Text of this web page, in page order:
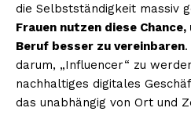
die Selbstständigkeit massiv
Frauen nutzen diese Chance,
Beruf besser zu vereinbaren
darum, „Influencer“ zu
nachhaltiges digitales
das unabhängig von Ort und